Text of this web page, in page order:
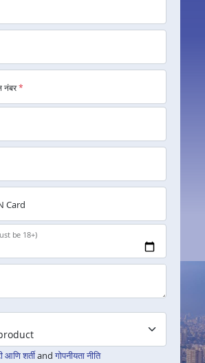
नंबर*
Card
be 18+)
आणि शर्तीand गोपनीयता नीति